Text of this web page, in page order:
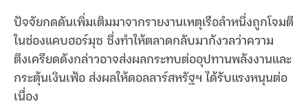
ปัจจัยกดดันเพิ่มเติมมาจากรายงานเหตุเรือลำหนึ่งถูกโจมตี
ในช่องแคบฮอร์มุซ ซึ่งทำให้ตลาดกลับมากังวลว่าความ
ตึงเครียดดังกล่าวอาจส่งผลกระทบต่ออุปทานพลังงานและ
กระตุ้นเงินเฟ้อ ส่งผลให้ดอลลาร์สหรัฐฯ ได้รับแรงหนุนต่อ
เนื่อง